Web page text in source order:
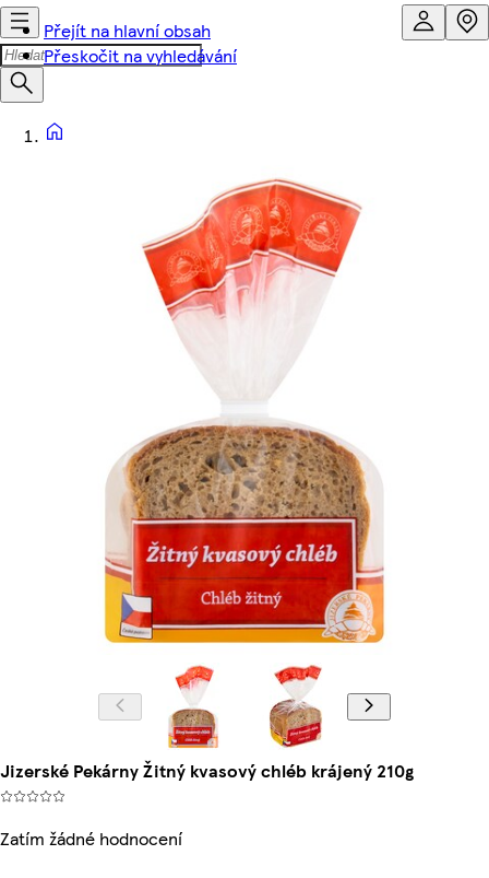
Přejít na hlavní obsah
Přeskočit na vyhledávání
Jizerské Pekárny Žitný kvasový chléb krájený 210g
Zatím žádné hodnocení